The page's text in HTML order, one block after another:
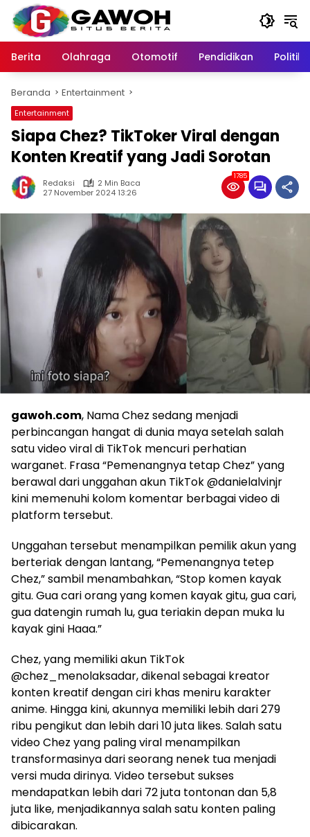
Langsung
konten
Berita
Olahraga Otomotif Pendidikan Politik
Beranda Entertainment
Entertainment
Siapa Chez? TikToker Viral dengan
Konten Kreatif yang Jadi Sorotan
Redaksi
2 Min Baca
27 November 2024 13:26
1785
gawoh.com, Nama Chez sedang menjadi
perbincangan hangat di dunia maya setelah salah
satu video viral di TikTok mencuri perhatian
warganet. Frasa “Pemenangnya tetap Chez” yang
berawal dari unggahan akun TikTok @danielalvinjr
kini memenuhi kolom komentar berbagai video di
platform tersebut.
Unggahan tersebut menampilkan pemilik akun yang
berteriak dengan lantang, “Pemenangnya tetep
Chez,” sambil menambahkan, “Stop komen kayak
gitu. Gua cari orang yang komen kayak gitu, gua cari,
gua datengin rumah lu, gua teriakin depan muka lu
kayak gini Haaa.”
Chez, yang memiliki akun TikTok
@chez_menolaksadar, dikenal sebagai kreator
konten kreatif dengan ciri khas meniru karakter
anime. Hingga kini, akunnya memiliki lebih dari 279
ribu pengikut dan lebih dari 10 juta likes. Salah satu
video Chez yang paling viral menampilkan
transformasinya dari seorang nenek tua menjadi
versi muda dirinya. Video tersebut sukses
mendapatkan lebih dari 72 juta tontonan dan 5,8
juta like, menjadikannya salah satu konten paling
dibicarakan.